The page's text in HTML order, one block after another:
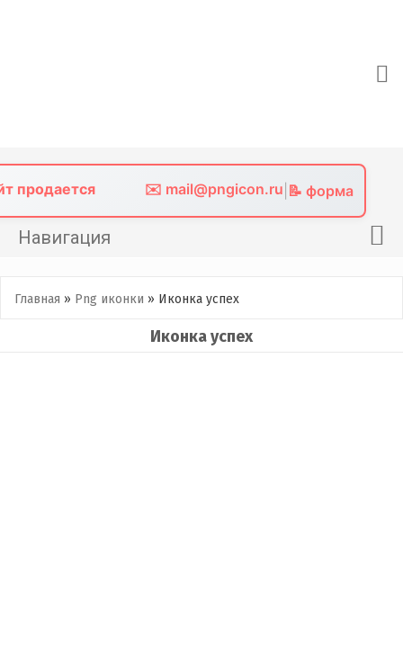
продается ✉️ mail@pngicon.ru 📝 форма
Навигация
Png иконки
Главная » Png иконки » Иконка успех
Иконка успех